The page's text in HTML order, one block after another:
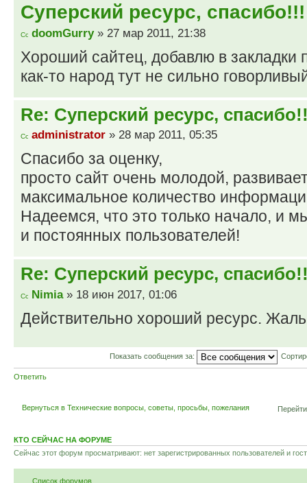
Суперский ресурс, спасибо!!!
doomGurry» 27 мар 2011, 21:38
Хороший сайтец, добавлю в закладки
как-то народ тут не сильно
Re: Суперский ресурс,
administrator » 28 мар 2011, 05:35
Спасибо за оценку,
просто сайт очень молодой,
максимальное количество
Надеемся, что это только начало, и
и постоянных пользователей!
Re: Суперский ресурс,
Nimia» 18 июн 2017, 01:06
Действительно хороший ресурс.
Показать сообщения за:
Ответить
Вернуться в Технические вопросы, советы, просьбы, пожелания
КТО СЕЙЧАС НА ФОРУМЕ
Сейчас этот форум просматривают: нет зарегистрированных пользователей и
Список форумов